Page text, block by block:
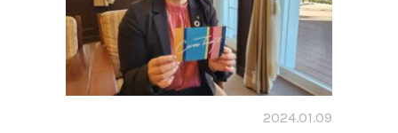
2024.01.09